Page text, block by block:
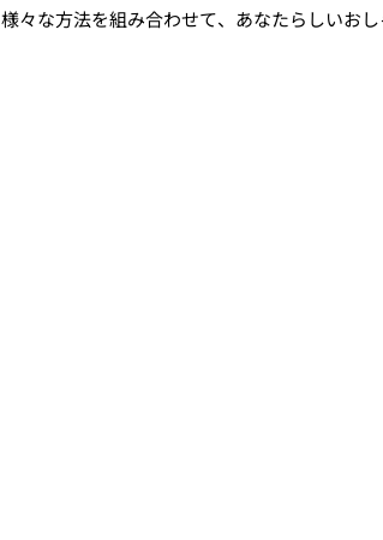
々な方法を組み合わせて、あなたらしいお